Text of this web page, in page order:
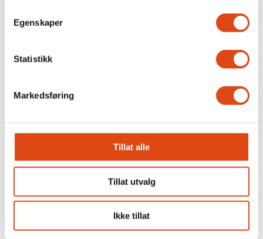
Egenskaper
Statistikk
Markedsføring
Tillat alle
Tillat utvalg
Ikke tillat
Kabinansatte i SAS krever
nye samtaler